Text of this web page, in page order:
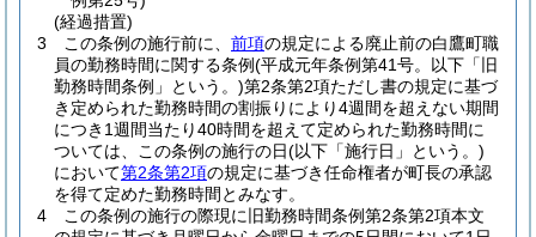
(経過措置)
3
この条例の施行前に、 前項の規定による廃止前の白鷹町職
員の勤務時間に関する条例(平成元年条例第41号。以下「旧
勤務時間条例」という。)第2条第2項ただし書の規定に基づ
き定められた勤務時間の割振りにより4週間を超えない期間
につき1週間当たり40時間を超えて定められた勤務時間に
ついては、この条例の施行の日(以下「施行日」という。)
において第2条第2項の規定に基づき任命権者が町長の承認
を得て定めた勤務時間とみなす。
4
この条例の施行の際現に旧勤務時間条例第2条第2項本文